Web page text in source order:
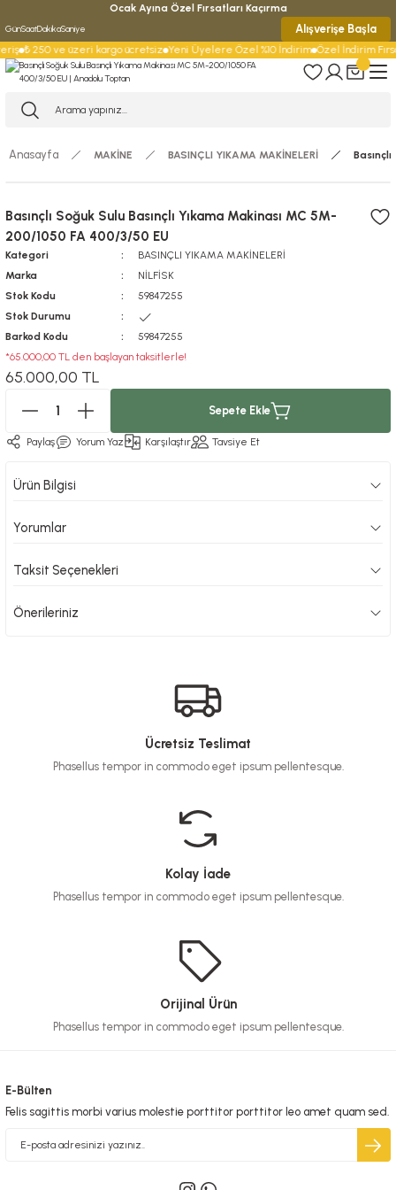
Ocak Ayına Özel Fırsatları Kaçırma
GünSaatDakikaSaniye Alışverişe Başla
₺ 250 ve üzeri kargo ücretsiz Yeni Üyelere Özel %10 İndirim Özel İndirim
Anasayfa MAKİNE BASINÇLI YIKAMA MAKİNELERİ
Basınçlı Soğuk Sulu Basınçlı Yıkama Makinası MC 5M-
200/1050 FA 400/3/50 EU
Kategori
BASINÇLI YIKAMA MAKİNELERİ
Marka
NİLFİSK
Stok Kodu
59847255
Stok Durumu
Barkod Kodu
59847255
*65.000,00 TL den başlayan taksitlerle!
65.000,00 TL
Sepete Ekle
Paylaş Yorum Yaz Karşılaştır Tavsiye Et
Ürün Bilgisi
Yorumlar
Taksit Seçenekleri
Önerileriniz
Ücretsiz Teslimat
Phasellus tempor in commodo eget ipsum pellentesque.
Kolay İade
Phasellus tempor in commodo eget ipsum pellentesque.
Orijinal Ürün
Phasellus tempor in commodo eget ipsum pellentesque.
E-Bülten
Felis sagittis morbi varius molestie porttitor porttitor leo amet quam sed.